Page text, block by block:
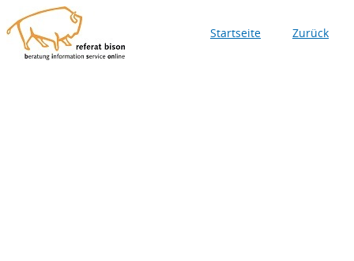
Startseite Zurück